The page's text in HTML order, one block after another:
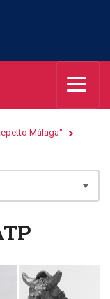
Málaga"